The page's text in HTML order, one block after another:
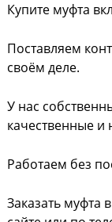
Купите муфта
Поставляем
своём деле.
У нас
качественные и
Работаем без
Заказать муфта